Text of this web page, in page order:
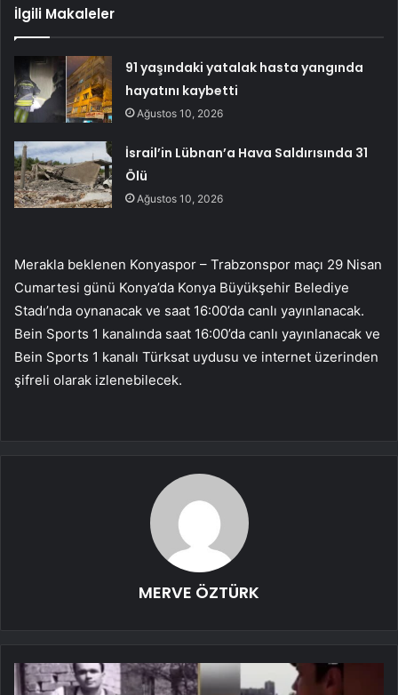
İlgili Makaleler
91 yaşındaki yatalak hasta yangında
hayatını kaybetti
Ağustos 10, 2026
İsrail’in Lübnan’a Hava Saldırısında 31
Ölü
Ağustos 10, 2026
Merakla beklenen Konyaspor – Trabzonspor maçı 29 Nisan
Cumartesi günü Konya’da Konya Büyükşehir Belediye
Stadı’nda oynanacak ve saat 16:00’da canlı yayınlanacak.
Bein Sports 1 kanalında saat 16:00’da canlı yayınlanacak ve
Bein Sports 1 kanalı Türksat uydusu ve internet üzerinden
şifreli olarak izlenebilecek.
MERVE ÖZTÜRK